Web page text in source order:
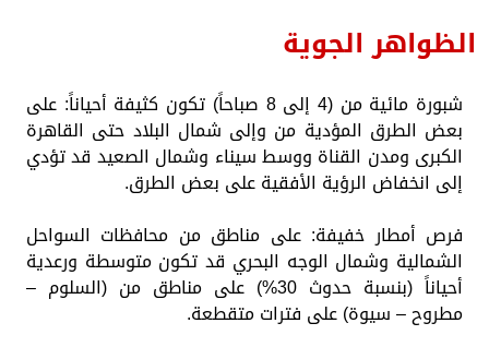
الظواهر الجوية
​شبورة مائية من (4 إلى 8 صباحاً) تكون كثيفة أحياناً: على
بعض الطرق المؤدية من وإلى شمال البلاد حتى القاهرة
الكبرى ومدن القناة ووسط سيناء وشمال الصعيد قد تؤدي
إلى انخفاض الرؤية الأفقية على بعض الطرق.
​فرص أمطار خفيفة: على مناطق من محافظات السواحل
الشمالية وشمال الوجه البحري قد تكون متوسطة ورعدية
أحياناً (بنسبة حدوث 30%) على مناطق من (السلوم –
مطروح – سيوة) على فترات متقطعة.